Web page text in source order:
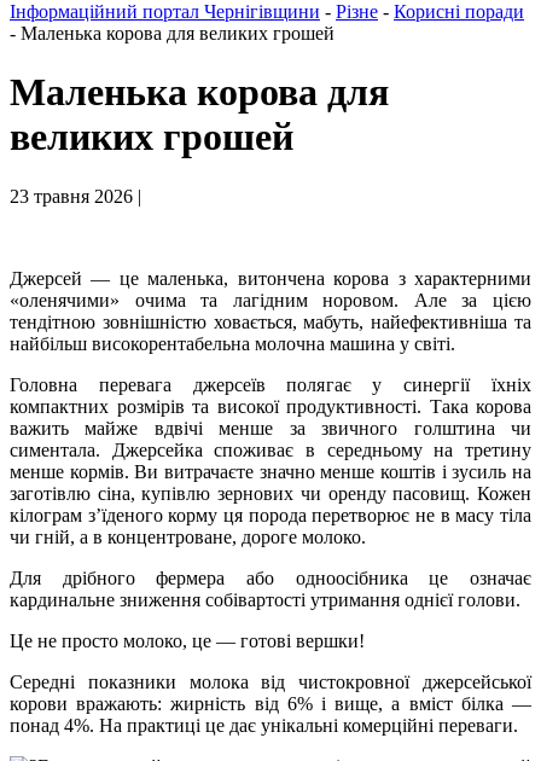
Інформаційний портал Чернігівщини - Різне - Корисні поради
- Маленька корова для великих грошей
Маленька корова для
великих грошей
23 травня 2026 |
Джерсей — це маленька, витончена корова з характерними
«оленячими» очима та лагідним норовом. Але за цією
тендітною зовнішністю ховається, мабуть, найефективніша та
найбільш високорентабельна молочна машина у світі.
Головна перевага джерсеїв полягає у синергії їхніх
компактних розмірів та високої продуктивності. Така корова
важить майже вдвічі менше за звичного голштина чи
симентала. Джерсейка споживає в середньому на третину
менше кормів. Ви витрачаєте значно менше коштів і зусиль на
заготівлю сіна, купівлю зернових чи оренду пасовищ. Кожен
кілограм з’їденого корму ця порода перетворює не в масу тіла
чи гній, а в концентроване, дороге молоко.
Для дрібного фермера або одноосібника це означає
кардинальне зниження собівартості утримання однієї голови.
Це не просто молоко, це — готові вершки!
Середні показники молока від чистокровної джерсейської
корови вражають: жирність від 6% і вище, а вміст білка —
понад 4%. На практиці це дає унікальні комерційні переваги.